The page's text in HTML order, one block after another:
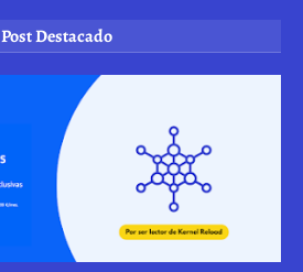
Post Destacado